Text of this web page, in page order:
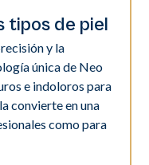
tipos de piel
y la
única de Neo
e indoloros para
convierte en una
como para